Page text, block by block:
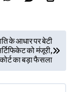
के आधार पर बेटी
को मंजूरी,
का बड़ा फैसला